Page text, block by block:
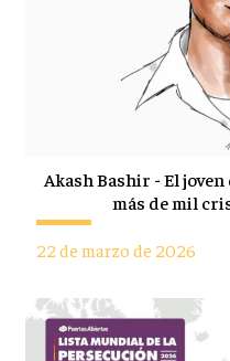
Akash Bashir - El
más de mil
22 de marzo de 2026